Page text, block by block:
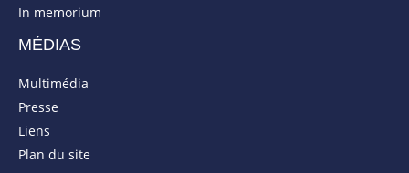
In memorium
MÉDIAS
Multimédia
Presse
Liens
Plan du site